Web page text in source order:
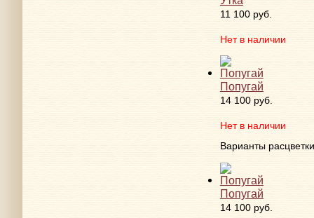
11 100 руб.
Нет в наличии
Попугай
14 100 руб.
Нет в наличии
Варианты расцветки
Попугай
14 100 руб.